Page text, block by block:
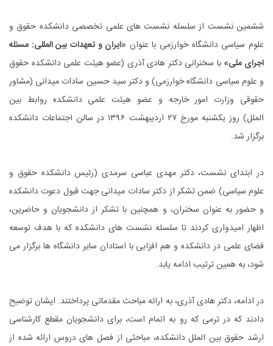
ششمین نشست از سلسله نشست های علمی تخصصی دانشکده حقوق و
علوم سیاسی دانشگاه خوارزمی با عنوان «ایران و تعهدات بین المللی: مسئله
اجرای ملی» با سخنرانی دکتر هادی آذری (عضو هیئت علمی دانشکده حقوق
و علوم سیاسی دانشگاه خوارزمی) و دکتر سید حسین سادات میدانی (مشاور
حقوقی وزارت امور خارجه و عضو هیئت علمی دانشکده روابط بین
الملل) روز یکشنبه مورخ ۲۷ اردیبهشت ۱۳۹۶ در سالن اجتماعات دانشکده
برگزار شد.
در ابتدای نشست، دکتر مهدی عباسی سرمدی (رئیس دانشکده حقوق و
علوم سیاسی) ضمن تشکر از دکتر سادات میدانی جهت قبول دعوت دانشکده
و حضور به عنوان سخنران، و همچنین با تشکر از دانشجویان و حاضرین،
اظهار امیدواری کردند تا سلسله نشست های دانشکده که با هدف توسعه
فضای علمی در دانشکده و هم افزایی با استادان سایر دانشگاه ها برگزار می
شود، به همین ترتیب ادامه یابد.
در ادامه، دکتر هادی آذری، به ارائه مباحث مقدماتی پرداختند. ایشان توضیح
دادند که در ترمی که رو به اتمام است، برای دانشجویان مقطع کارشناسی
ارشد حقوق بین الملل دانشکده، مباحثی از فصل های دروس ارائه شده از